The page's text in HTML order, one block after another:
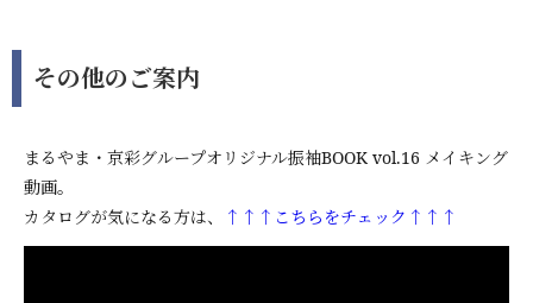
その他のご案内
まるやま・京彩グループオリジナル振袖BOOK vol.16 メイキング
動画。
カタログが気になる方は、
↑↑↑こちらをチェック↑↑↑